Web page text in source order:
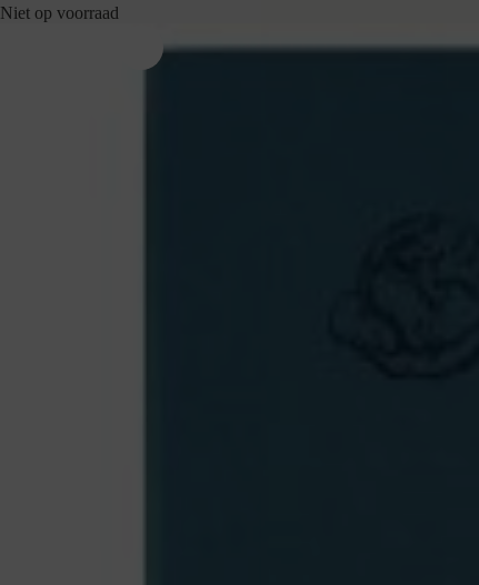
Niet op voorraad